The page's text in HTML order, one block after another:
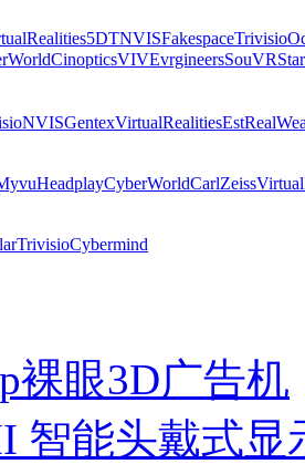
5DTNVISFakespaceTrivisio
CinopticsVIVEvrgineersSouVR
NVISGentexVirtualRealitiesEst
HeadplayCyberWorldCarlZeiss
TrivisioCybermind
裸眼3D广告机
智能头戴式显